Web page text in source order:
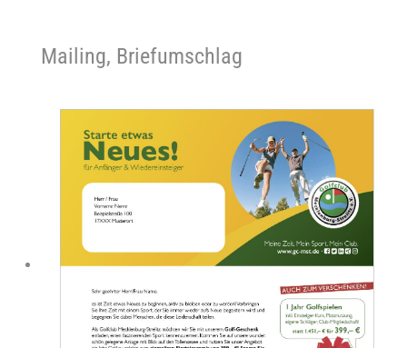
Mailing, Briefumschlag